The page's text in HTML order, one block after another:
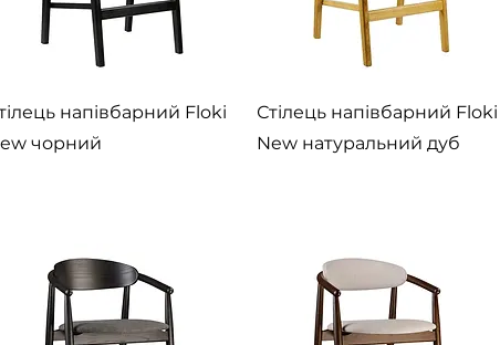
Швидкий перегляд
напівбарний Floki
чорний
Швидкий перегляд
Стілець напівбарний Floki
New натуральний дуб